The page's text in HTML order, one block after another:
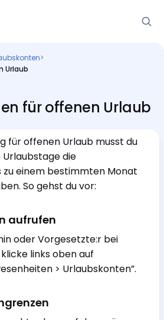
>
Urlaub
für offenen Urlaub
für offenen Urlaub musst du
die
einem bestimmten Monat
So gehst du vor:
aufrufen
oder Vorgesetzte:r bei
links oben auf
> Urlaubskonten”.